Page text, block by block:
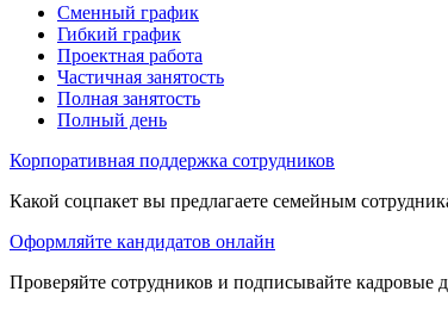
Сменный график
Гибкий график
Проектная работа
Частичная занятость
Полная занятость
Полный день
Корпоративная поддержка сотрудников
Какой соцпакет вы предлагаете семейным
Оформляйте кандидатов онлайн
Проверяйте сотрудников и подписывайте кадровые